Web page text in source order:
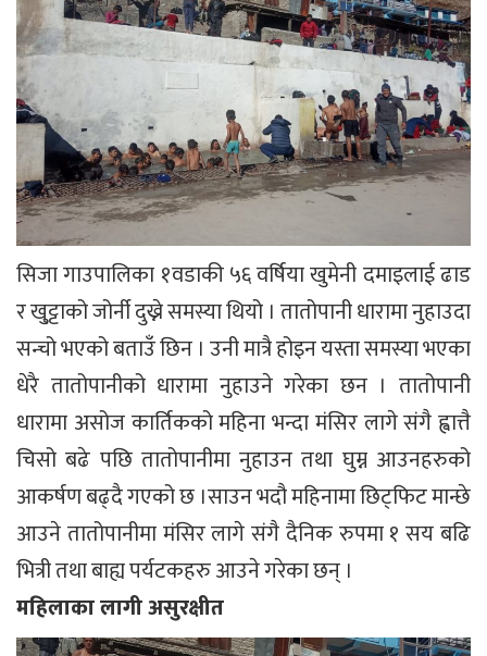
सिजा गाउपालिका १वडाकी ५६ वर्षिया खुमेनी दमाइलाई ढाड
र खु्ट्टाको जोर्नी दुख्ने समस्या थियो । तातोपानी धारामा नुहाउदा
सन्चो भएको बताउँ छिन । उनी मात्रै होइन यस्ता समस्या भएका
धेरै तातोपानीको धारामा नुहाउने गरेका छन । तातोपानी
धारामा असोज कार्तिकको महिना भन्दा मंसिर लागे संगै ह्वात्तै
चिसो बढे पछि तातोपानीमा नुहाउन तथा घुम्न आउनहरुको
आकर्षण बढ्दै गएको छ ।साउन भदौ महिनामा छिट्फिट मान्छे
आउने तातोपानीमा मंसिर लागे संगै दैनिक रुपमा १ सय बढि
भित्री तथा बाह्य पर्यटकहरु आउने गरेका छन् ।
महिलाका लागी असुरक्षीत